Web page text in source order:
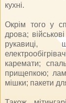
кухні.
Окрім того у
дрова;
рукавиці,
каремати;
прищепкою;
мішки; пакети